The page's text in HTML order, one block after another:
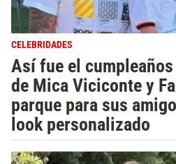
CELEBRIDADES
Así fue el
de Mica Viciconte y
parque para sus
look personalizado